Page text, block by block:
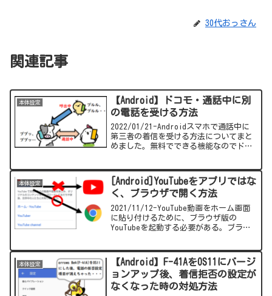
30代おっさん
関連記事
本体設定
【Android】ドコモ・通話中に別
の電話を受ける方法
2022/01/21-Androidスマホで通話中に
第三者の着信を受ける方法についてまと
めました。無料でできる機能なのでドコ
本体設定
[Android]YouTubeをアプリではな
く、ブラウザで開く方法
2021/11/12-YouTube動画をホーム画面
に貼り付けるために、ブラウザ版の
YouTubeを起動する必要がある。ブラウ
示する方法をまとめました。
本体設定
【Android】F-41AをOS11にバージ
ョンアップ後、着信拒否の設定が
なくなった時の対処方法